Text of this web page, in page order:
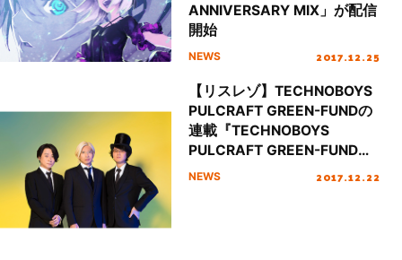
ANNIVERSARY MIX」が配信
開始
NEWS 2017.12.25
【リスレゾ】TECHNOBOYS
PULCRAFT GREEN-FUNDの
連載『TECHNOBOYS
PULCRAFT GREEN-FUNDの
Pulse Craft Information』の
NEWS 2017.12.22